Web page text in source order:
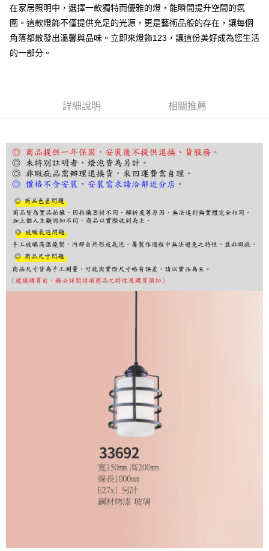
Google Pay
全盈+PAY
AFTEE先享後付
【「AFTEE先享後付」結帳流程】
１．於結帳方式選擇「AFTEE先享後付」後，將跳轉至「AFTEE先享後付」
結帳頁面，進行簡訊認證並確認金額後，即可完成結帳。
２．訂單成立數日內，您將收到繳費通知簡訊。
３．收到繳費通知簡訊後14天內，點擊此簡訊中的連結，可透過四大超商／
ATM／網路銀行／等多元方式進行付款，方視為交易完成。
※ 請注意：結帳手續完成當下不需立刻繳費，但若您需要取消訂單，請聯絡
購買商品的店家。未經商家同意取消之訂單仍視為有效，需透過AFTEE先享
後付繳納相關費用。
※ 交易是否成功請以「AFTEE先享後付 」之結帳頁面顯示為準，若有關於
是否繳費成功／繳費後需取消欲退款等相關疑問，請聯繫「AFTEE先享後付
客戶支援中心」https://netprotections.freshdesk.com/support/home
３．未成年的使用者請事先徵得法定代理人或監護人之同意方可使用
「AFTEE先享後付」，若未經同意申辦者引起之損失，本公司不負相關責
４．使用「AFTEE先享後付」時，將依據個別帳號之用戶狀況，依本公司即
時審查核予不同之上限額度；若仍有額度不足之情形，本公司將視審查結果
５．嚴禁一人註冊多個帳號或使用他人資訊註冊。若發現惡意使用之情形，
恩沛科技股份有限公司將有權停止該用戶之使用額度並採取法律行動。
每筆NT$180，滿NT$5,000(含以上)免運費
在家居照明中，選擇一款獨特而優雅的燈，能瞬間提升空間的氛
圍。這款燈飾不僅提供充足的光源，更是藝術品般的存在，讓每個
角落都散發出溫馨與品味。立即來燈飾123，讓這份美好成為您生活
的一部分。
詳細說明 相關推薦